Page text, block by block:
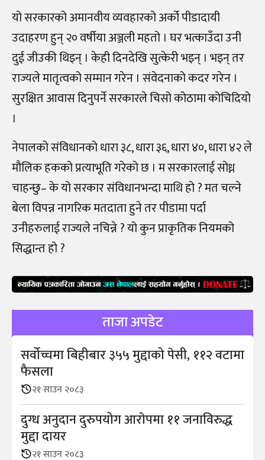
यो सरकारको अमानवीय व्यवहारको अर्को पीडादायी
उदाहरण हुन् २० वर्षीया अञ्जली महतो । घर भत्काउँदा उनी
दुई जीउकी थिइन् । केही दिनदेखि सुत्केरी भइन् । भइन् तर
राज्यले मातृत्वको सम्मान गरेन । संवेदनाको कदर गरेन ।
सुरक्षित आवास दिनुपर्ने सरकारले चिसो कोठामा कोचिदियो
।
नेपालको संविधानको धारा ३८, धारा ३६, धारा ४०, धारा ४२ ले
मौलिक हकको प्रत्याभूति गरेको छ । म सरकारलाई सोध्न
चाहन्छु– के यो सरकार संविधानभन्दा माथि हो ? मत चल्ने
बेला विपन्न नागरिक मतदाता हुने तर पीडामा पर्दा
उनीहरुलाई राज्यले नचिन्ने ? यो कुन प्राकृतिक नियमको
सिद्धान्त हो ?
ताजा अपडेट
सर्वोच्चमा बिहीबार ३५५ मुद्दाको पेसी, ११२ वटामा
फैसला
२१ साउन २०८३
दुग्ध अनुदान दुरुपयोग आराेपमा ११ जनाविरुद्ध
मुद्दा दायर
२१ साउन २०८३